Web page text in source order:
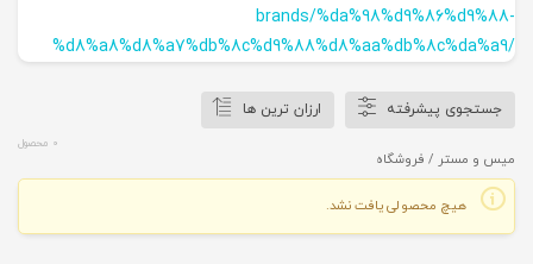
brands/%da%98%d9%86%d9%88-
%d8%a8%d8%a7%db%8c%d9%88%d8%aa%db%8c%da%a9/
جستجوی پیشرفته ارزان ترین ها
میس و مستر / فروشگاه
0 محصول
هیچ محصولی یافت نشد.